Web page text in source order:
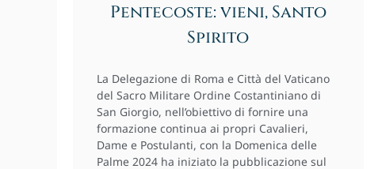
Pentecoste: vieni, Santo
Spirito
La Delegazione di Roma e Città del Vaticano
del Sacro Militare Ordine Costantiniano di
San Giorgio, nell’obiettivo di fornire una
formazione continua ai propri Cavalieri,
Dame e Postulanti, con la Domenica delle
Palme 2024 ha iniziato la pubblicazione sul